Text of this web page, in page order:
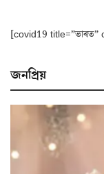
[covid19 title=”ভাৰত”
জনপ্ৰিয়